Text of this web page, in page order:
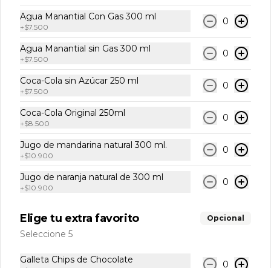
Sprite 400 ml
Conócenos
Contacto
Términos y Condiciones La Cuadra
Términos y condiciones
Agua Manantial Con Gas 300 ml
+$7.500
0
Agua Manantial sin Gas 300 ml
+$7.500
0
Coca-Cola sin Azúcar 250 ml
+$7.500
0
Coca-Cola Original 250ml
+$8.500
0
Jugo de mandarina natural 300 ml.
+$10.900
0
Jugo de naranja natural de 300 ml
+$10.900
0
Elige tu extra favorito Opcional
Seleccione 5
Galleta Chips de Chocolate 0